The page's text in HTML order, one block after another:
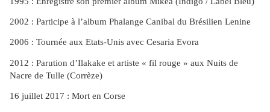
2002 : Participe à l’album Phalange Canibal du Brésilien Lenine
2006 : Tournée aux Etats-Unis avec Cesaria Evora
2012 : Parution d’Ilakake et artiste « fil rouge » aux Nuits de
Nacre de Tulle (Corrèze)
16 juillet 2017 : Mort en Corse